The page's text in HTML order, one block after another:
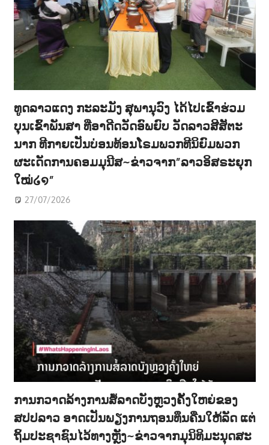
ທູດລາວແດງ ກະລະມັງ ສຸພານຸວົງ ໄດ້ໄປເຂົ້າຮ່ວມ
ບຸນເຂົ້າພັນສາ ທີ່ອາດີດວັດອົພຍົບ ວັດລາວສີສັຕະ
ນາກ ທີກາຍເປັນບ່ອນທ້ອນໂຣມພວກທີນິຍົມພວກ
ຜະເດັດການຄອມມຸນີສ~ຂ່າວຈາກ”ລາວອິສຣະຍຸກ
ໃໝ່໒໑”
27/07/2026
ການກວາດລ້າງການສໍ້ລາດບັງຫຼວງຄັ້ງໃຫຍ່ຂອງ
ສປປລາວ ອາດເປັນພຽງການຖອນທຶນຄືນໃຫ້ລັດ ແຕ່
ຖິ້ມປະຊາຊົນໄວ້ທາງຫຼັງ~ຂ່າວຈາກມຸນິທິມະນຸດສະ